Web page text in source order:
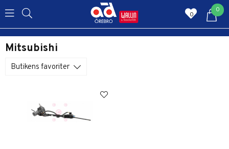
0
0
Mitsubishi
Butikens favoriter